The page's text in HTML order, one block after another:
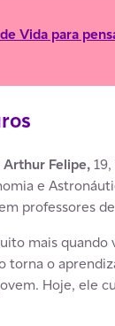
Vida para
Arthur Felipe,
e
professores
mais
torna o
Hoje, ele